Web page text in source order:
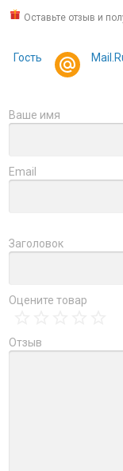
Оставьте отзыв и
Гость
Ваше имя
Email
Заголовок
Оцените товар
Отзыв